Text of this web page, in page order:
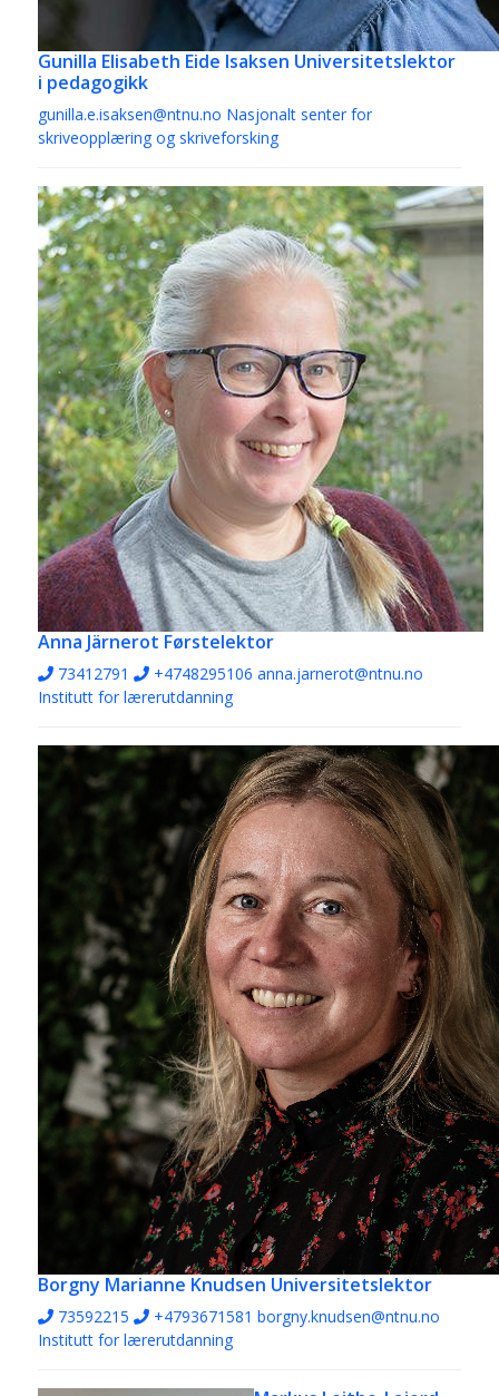
Gunilla Elisabeth Eide Isaksen Universitetslektor
i pedagogikk
gunilla.e.isaksen@ntnu.no Nasjonalt senter for
skriveopplæring og skriveforsking
Anna Järnerot Førstelektor
73412791 +4748295106 anna.jarnerot@ntnu.no
Institutt for lærerutdanning
Borgny Marianne Knudsen Universitetslektor
73592215 +4793671581 borgny.knudsen@ntnu.no
Institutt for lærerutdanning